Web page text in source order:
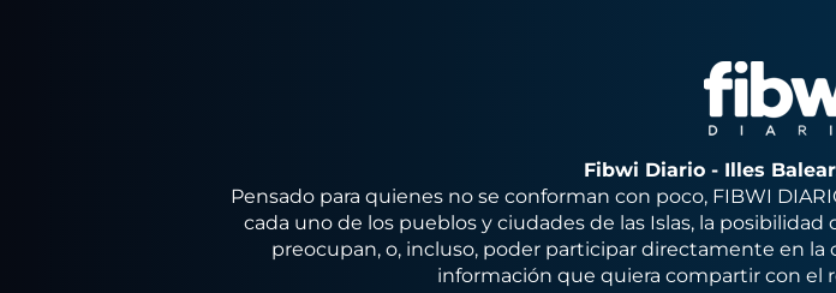
Fibwi Diario - Illes
Pensado para quienes no se conforman con poco, FIBWI
cada uno de los pueblos y ciudades de las Islas, la
preocupan, o, incluso, poder participar directamente en la
información que quiera compartir con el